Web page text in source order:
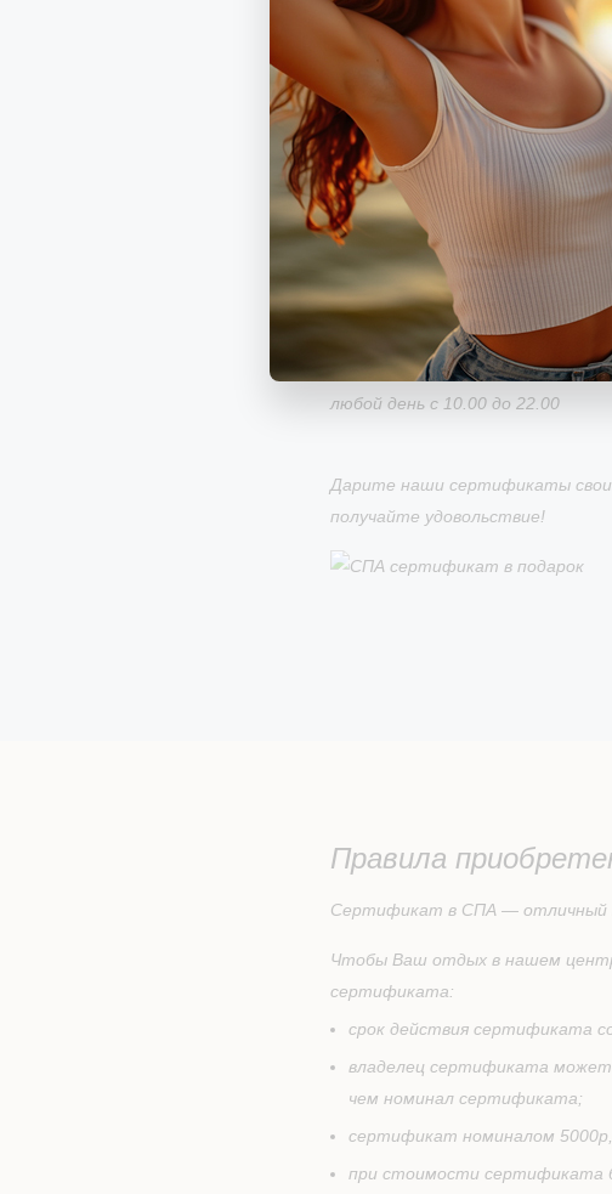
получить в электронном
Заполнить бланк заявки
данные покупателя;
Указать выбранную программу
сертификата (минимальная
Отметить пункт о внесении
оплаты сертификат
электронную почту в течение
получения вы сможете
переслать бланк
2. Подъехать к нам в комплекс
любой день с 10.00 до 22.00
Дарите наши сертификаты
получайте удовольствие!
Правила
Сертификат в СПА — отличный
Чтобы Ваш отдых в нашем
сертификата:
срок действия сертификата
владелец сертификата может
чем номинал сертификата;
сертификат номиналом
при стоимости сертификата